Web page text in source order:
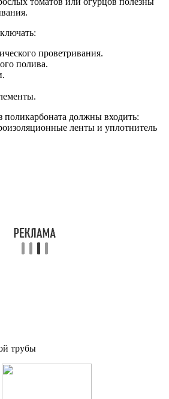
проветривания.
полива.
должны входить:
ленты и уплотнитель